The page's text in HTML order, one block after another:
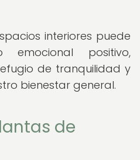
interiores puede
positivo,
de tranquilidad y
bienestar general.
de